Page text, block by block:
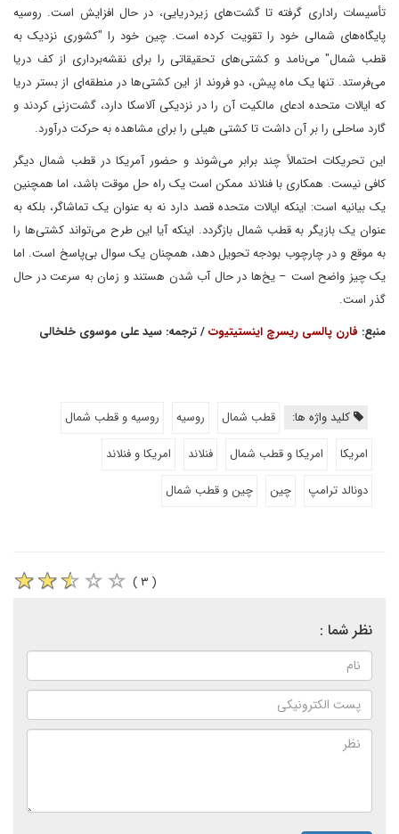
تأسیسات راداری گرفته تا گشت‌های زیردریایی، در حال افزایش است. روسیه
پایگاه‌های شمالی خود را تقویت کرده است. چین خود را "کشوری نزدیک به
قطب شمال" می‌نامد و کشتی‌های تحقیقاتی را برای نقشه‌برداری از کف دریا
می‌فرستد. تنها یک ماه پیش، دو فروند از این کشتی‌ها در منطقه‌ای از بستر دریا
که ایالات متحده ادعای مالکیت آن را در نزدیکی آلاسکا دارد، گشت‌زنی کردند و
گارد ساحلی را بر آن داشت تا کشتی هیلی را برای مشاهده به حرکت درآورد.
این تحریکات احتمالاً چند برابر می‌شوند و حضور آمریکا در قطب شمال دیگر
کافی نیست. همکاری با فنلاند ممکن است یک راه حل موقت باشد، اما همچنین
یک بیانیه است: اینکه ایالات متحده قصد دارد نه به عنوان یک تماشاگر، بلکه به
عنوان یک بازیگر به قطب شمال بازگردد. اینکه آیا این طرح می‌تواند کشتی‌ها را
به موقع و در چارچوب بودجه تحویل دهد، همچنان یک سوال بی‌پاسخ است. اما
یک چیز واضح است – یخ‌ها در حال آب شدن هستند و زمان به سرعت در حال
گذر است.
منبع: فارن پالسی ریسرچ اینستیتیوت/ ترجمه: سید علی موسوی خلخالی
کلید واژه ها: قطب شمال روسیه
روسیه و قطب شمال
امریکا
امریکا و قطب شمال فنلاند
امریکا و فنلاند
دونالد ترامپ
چین چین و قطب شمال
( ۳ )
نظر شما :